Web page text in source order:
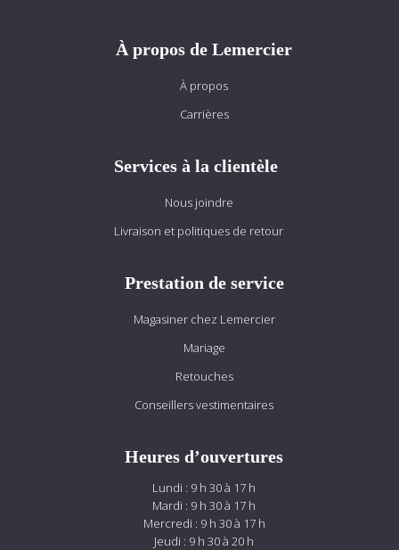
À propos de Lemercier
À propos
Carrières
Services à la clientèle
Nous joindre
Livraison et politiques de retour
Prestation de service
Magasiner chez Lemercier
Mariage
Retouches
Conseillers vestimentaires
Heures d’ouvertures
Lundi : 9 h 30 à 17 h
Mardi : 9 h 30 à 17 h
Mercredi : 9 h 30 à 17 h
Jeudi : 9 h 30 à 20 h